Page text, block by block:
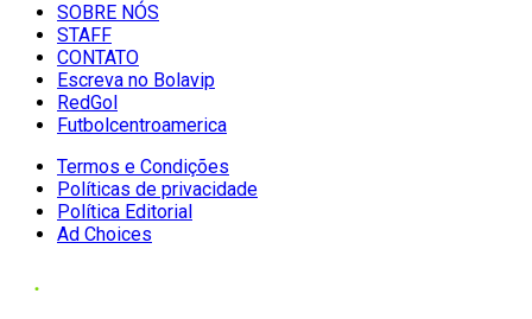
SOBRE NÓS
STAFF
CONTATO
Escreva no Bolavip
RedGol
Futbolcentroamerica
Termos e Condições
Políticas de privacidade
Política Editorial
Ad Choices